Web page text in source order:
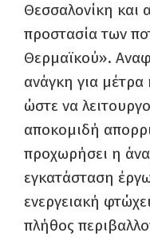
Θεσσαλονίκη και
προστασία των
Θερμαϊκού».
ανάγκη για μέτρα
ώστε να
αποκομιδή
προχωρήσει η
εγκατάσταση
ενεργειακή
πλήθος